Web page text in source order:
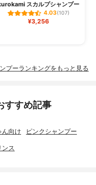
スカルプシャンプー
4.03(107)
¥3,256
プーランキングをもっと見る
すすめ記事
ん向け ピンクシャンプー
ンス